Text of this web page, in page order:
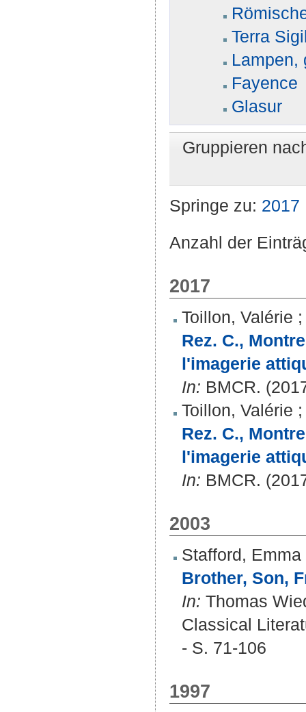
Terra
Lampen,
Fayence
Glasur
Gruppieren
Springe zu: 2017
Anzahl der
2017
Toillon, Valérie
Rez. C.,
l'imagerie
In: BMCR.
Toillon, Valérie
Rez. C.,
l'imagerie
In: BMCR.
2003
Stafford, Emma
Brother, Son,
In: Thomas
Classical
- S. 71-106
1997